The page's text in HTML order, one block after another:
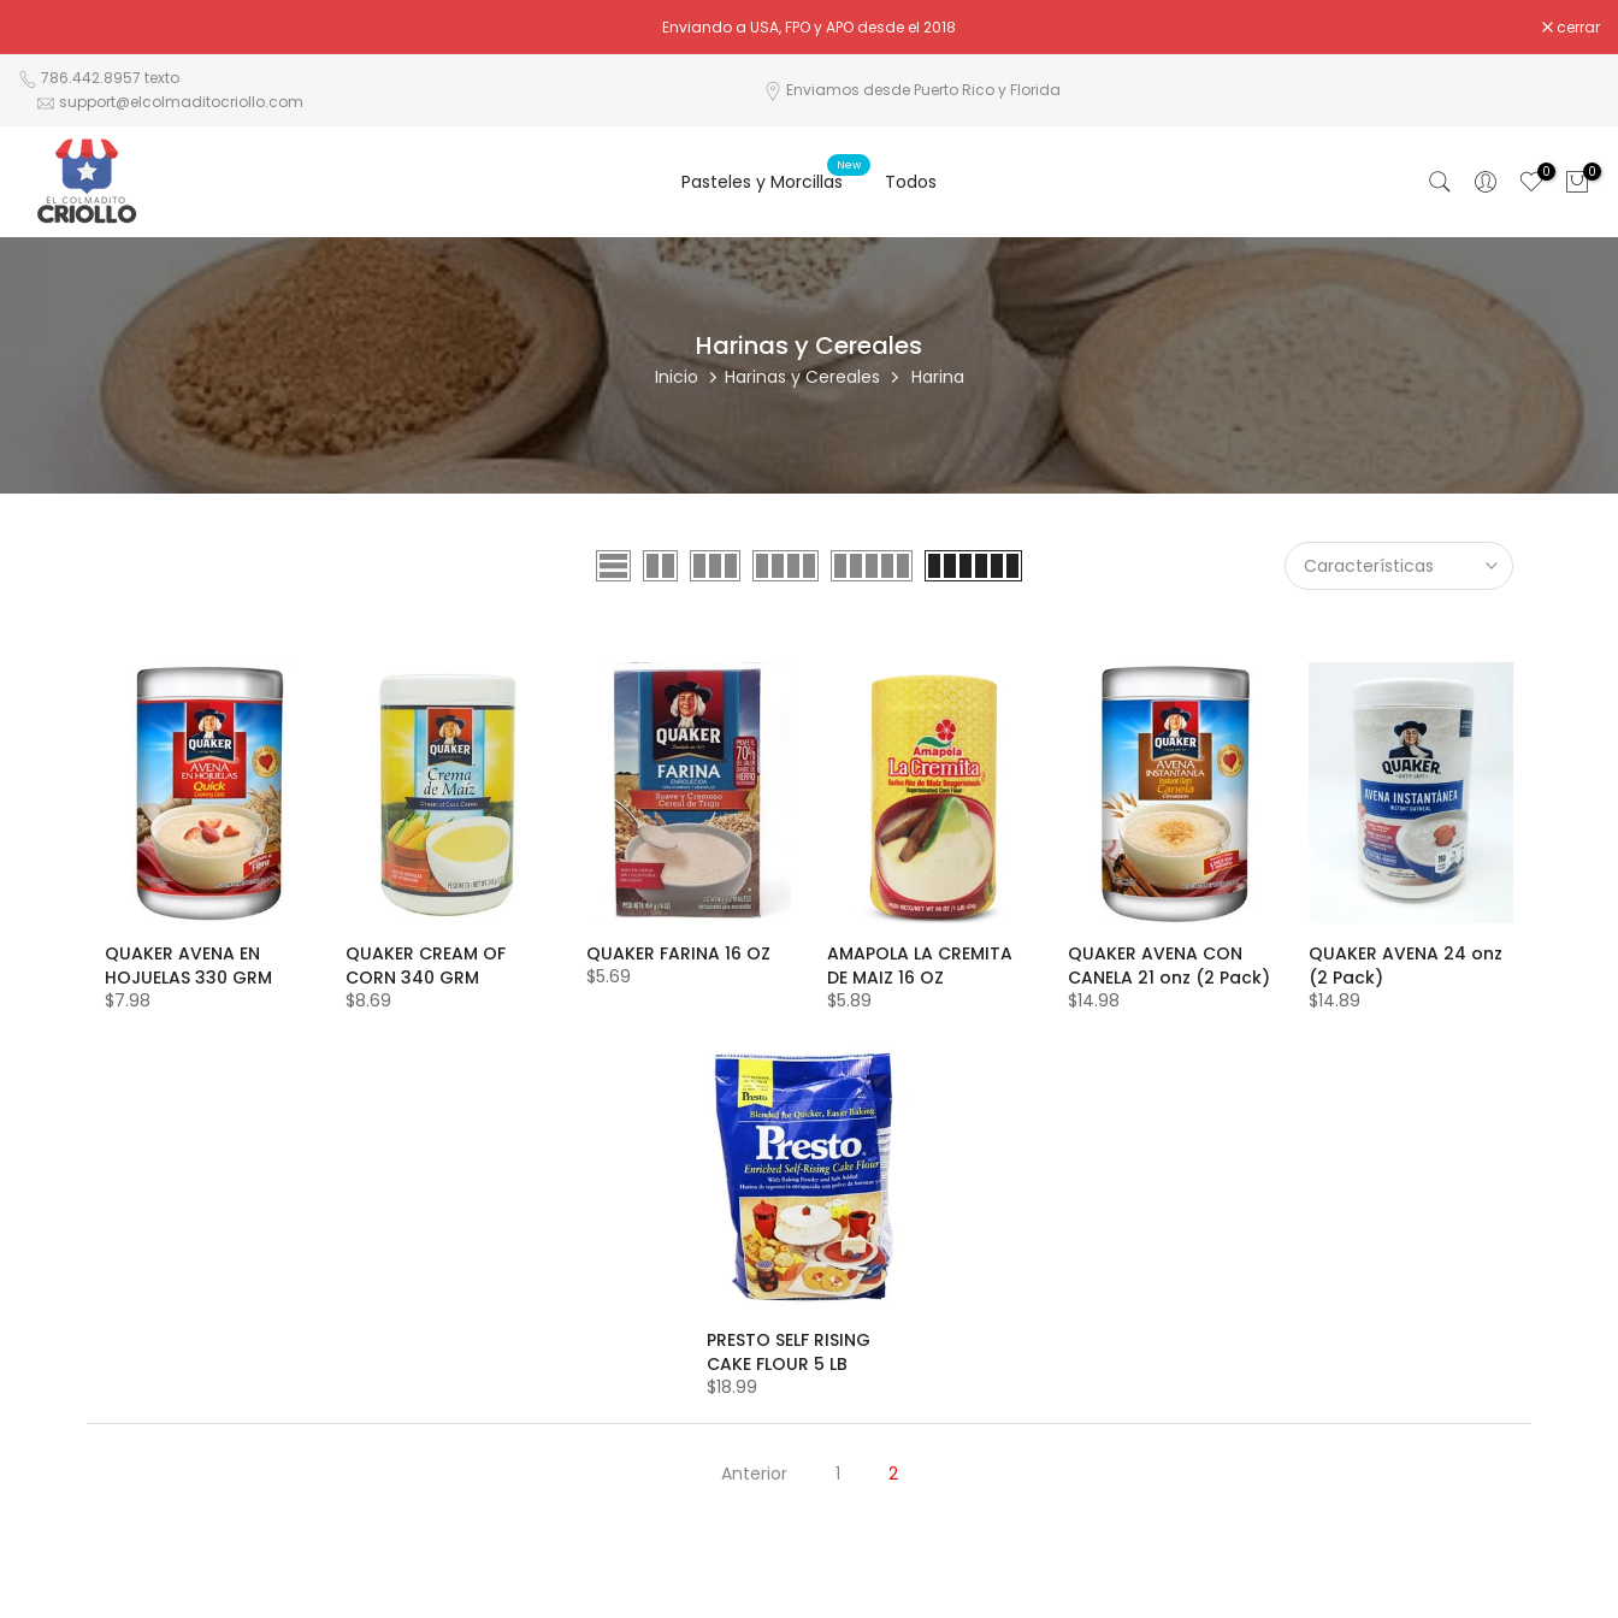
al
contenido
Enviando a USA, FPO y APO desde el 2018 cerrar
786.442.8957 texto
support@elcolmaditocriollo.com
Enviamos desde Puerto Rico y Florida
Pasteles y Morcillas
New
Todos 0 0
Harinas y Cereales
Inicio Harinas y Cereales Harina
Características
QUAKER AVENA EN
HOJUELAS 330 GRM
$7.98
QUAKER CREAM OF
CORN 340 GRM
$8.69
QUAKER FARINA 16 OZ
$5.69
AMAPOLA LA CREMITA
DE MAIZ 16 OZ
$5.89
QUAKER AVENA CON
CANELA 21 onz (2 Pack)
$14.98
QUAKER AVENA 24 onz
(2 Pack)
$14.89
PRESTO SELF RISING
CAKE FLOUR 5 LB
$18.99
Anterior 1 2